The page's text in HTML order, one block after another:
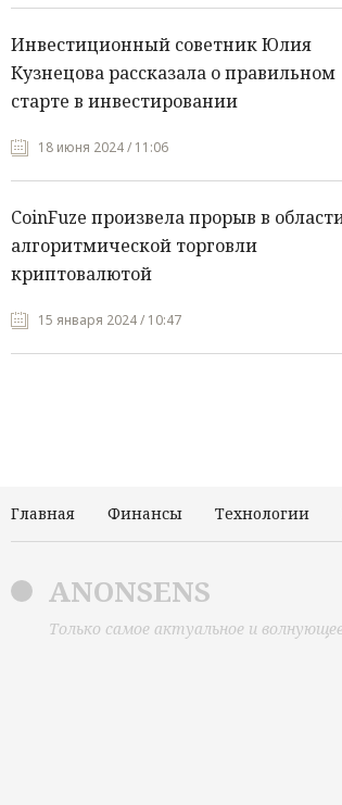
Инвестиционный советник Юлия
Кузнецова рассказала о правильном
старте в инвестировании
18 июня 2024 / 11:06
CoinFuze произвела прорыв в
алгоритмической торговли
криптовалютой
15 января 2024 / 10:47
Главная Финансы Технологии
ANONSENS
Только самое актуальное и